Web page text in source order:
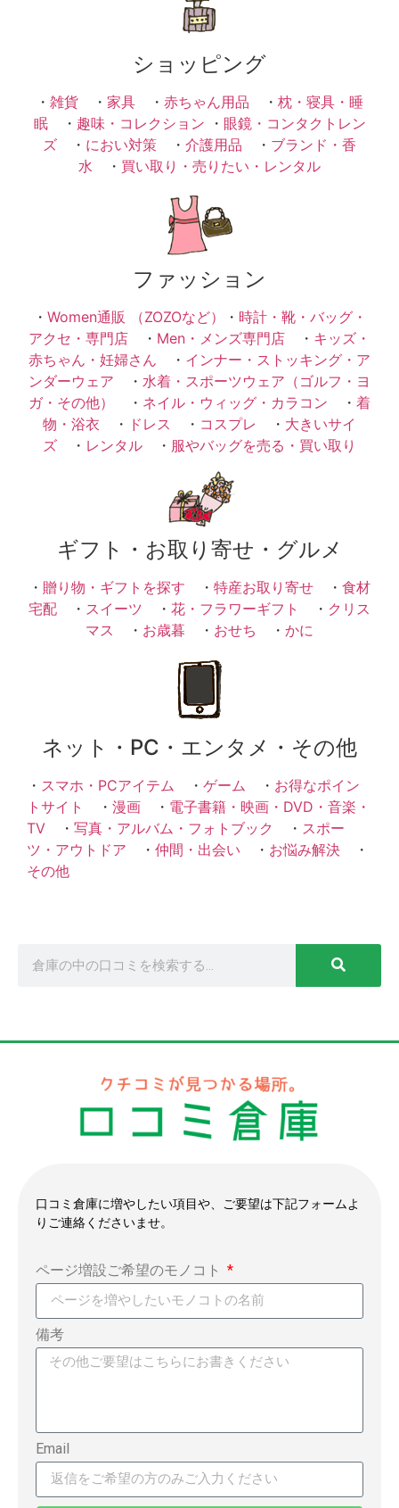
ショッピング
・ 雑貨 ・ 家具 ・ 赤ちゃん用品 ・ 枕・寝具・睡
眠・ 趣味・コレクション ・ 眼鏡・コンタクトレン
ズ ・ におい対策 ・ 介護用品 ・ ブランド・香
水 ・ 買い取り・売りたい・レンタル
ファッション
・ Women通販 （ZOZOなど） ・ 時計・靴・バッグ・
アクセ・専門店 ・ Men・メンズ専門店 ・ キッズ・
赤ちゃん・妊婦さん ・ インナー・ストッキング・ア
ンダーウェア ・ 水着・スポーツウェア（ゴルフ・ヨ
ガ・その他）
・ ネイル・ウィッグ・カラコン ・ 着
物・浴衣 ・ ドレス ・ コスプレ ・ 大きいサイ
ズ ・ レンタル ・ 服やバッグを売る・買い取り
ギフト・お取り寄せ・グルメ
・ 贈り物・ギフトを探す ・ 特産お取り寄せ ・ 食材
宅配 ・ スイーツ ・ 花・フラワーギフト ・ クリス
マス ・ お歳暮 ・ おせち ・ かに
ネット・PC・エンタメ・その他
・ スマホ・PCアイテム ・ ゲーム ・ お得なポイン
トサイト
・ 漫画 ・ 電子書籍・映画・DVD・音楽・
TV ・ 写真・アルバム・フォトブック ・ スポー
ツ・アウトドア ・ 仲間・出会い ・ お悩み解決 ・
その他
口コミ倉庫に増やしたい項目や、ご要望は下記フォームよ
りご連絡くださいませ。
ページ増設ご希望のモノコト
備考
Email